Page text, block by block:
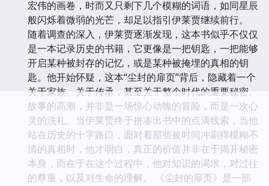
宏伟的画卷，时而又只剩下几个模糊的词语，如同星辰
般闪烁着微弱的光芒，却足以指引伊莱贾继续前行。
随着调查的深入，伊莱贾逐渐发现，这本书似乎不仅仅
是一本记录历史的书籍，它更像是一把钥匙，一把能够
开启某种被封存的记忆，或是某种被掩埋的真相的钥
匙。他开始怀疑，这本“尘封的扉页”背后，隐藏着一个
关于家族、关于传承，甚至关于整个时代的重要秘密。
故事的高潮，并非是一场惊心动魄的冒险，而是一次心
灵的洗礼。当伊莱贾终于拼凑出书中的点滴线索，当他
站在历史的十字路口，面对着那些被时间冲刷得模糊不
清的真相时，他才明白，真正的价值并非在于揭开秘密
本身，而在于在这个过程中，他对知识的渴求，对过往
的尊重，以及对生命的理解。 《尘封的扉页》是一部